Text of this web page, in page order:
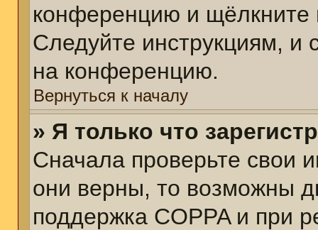
конференцию и щёлкните
Следуйте инструкциям, и
на конференцию.
Вернуться к началу
» Я только что
Сначала проверьте свои
они верны, то возможны
поддержка COPPA и при